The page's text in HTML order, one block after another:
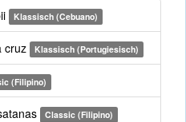
Klassisch (Cebuano)
cruz Klassisch (Portugiesisch)
(Filipino)
Classic (Filipino)